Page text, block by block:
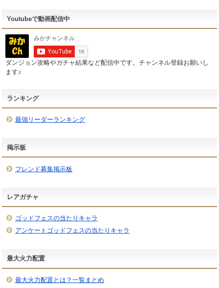
Youtubeで動画配信中
ダンジョン攻略やガチャ結果など配信中です。チャンネル登録お願いし
ます♪
ランキング
最強リーダーランキング
掲示板
フレンド募集掲示板
レアガチャ
ゴッドフェスの当たりキャラ
アンケートゴッドフェスの当たりキャラ
最大火力配置
最大火力配置とは？一覧まとめ